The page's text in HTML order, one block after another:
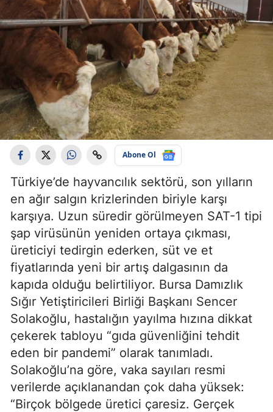
Abone Ol
Türkiye’de hayvancılık sektörü, son yılların
en ağır salgın krizlerinden biriyle karşı
karşıya. Uzun süredir görülmeyen SAT-1 tipi
şap virüsünün yeniden ortaya çıkması,
üreticiyi tedirgin ederken, süt ve et
fiyatlarında yeni bir artış dalgasının da
kapıda olduğu belirtiliyor. Bursa Damızlık
Sığır Yetiştiricileri Birliği Başkanı Sencer
Solakoğlu, hastalığın yayılma hızına dikkat
çekerek tabloyu “gıda güvenliğini tehdit
eden bir pandemi” olarak tanımladı.
Solakoğlu’na göre, vaka sayıları resmi
verilerde açıklanandan çok daha yüksek:
“Birçok bölgede üretici çaresiz. Gerçek